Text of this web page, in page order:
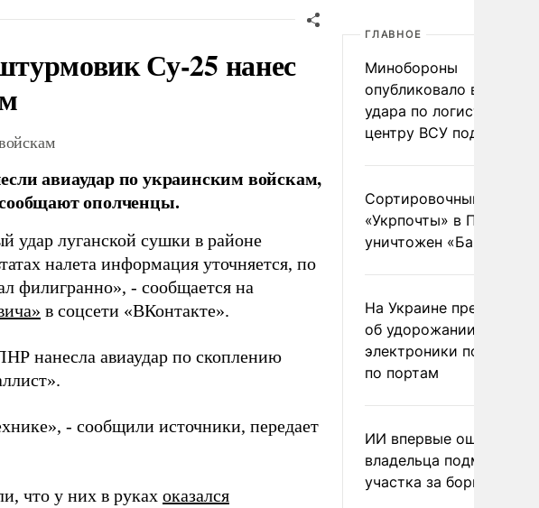
Су-25 нанес
авиаудар по украинским войскам,
ополченцы.
луганской сушки в районе
налета информация уточняется, по
филигранно», - сообщается на
в соцсети «ВКонтакте».
нанесла авиаудар по скоплению
- сообщили источники, передает
что у них в руках оказался
ГЛАВНОЕ
Минобороны
опубликовало видео
удара по
центру ВСУ под Киевом
Сортировочный пункт
«Укрпочты» в
уничтожен
На Украине
об удорожании
электроники после
по портам
ИИ впервые
владельца
участка за борщевик